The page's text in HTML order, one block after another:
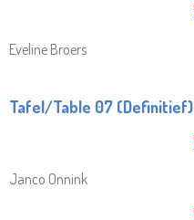
Eveline Broers
Tafel/Table 07 (Definitief)
Janco Onnink